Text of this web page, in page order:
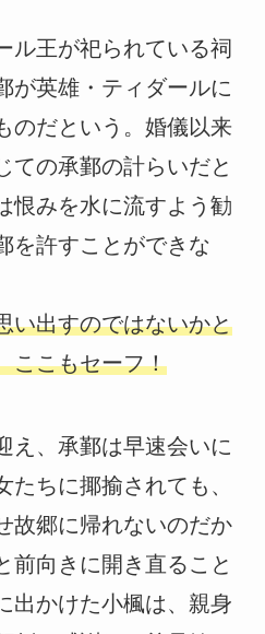
ル王が祀られている祠
が英雄・ティダールに
のだという。婚儀以来
ての承鄞の計らいだと
恨みを水に流すよう勧
を許すことができな
い出すのではないかと
ここもセーフ！
え、承鄞は早速会いに
ちに揶揄されても、
故郷に帰れないのだか
前向きに開き直ること
出かけた小楓は、親身